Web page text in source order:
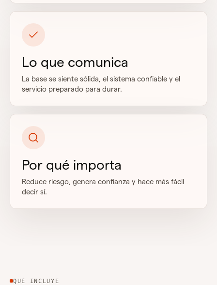
Lo que comunica
La base se siente sólida, el sistema confiable y el
servicio preparado para durar.
Por qué importa
Reduce riesgo, genera confianza y hace más fácil
decir sí.
QUÉ INCLUYE